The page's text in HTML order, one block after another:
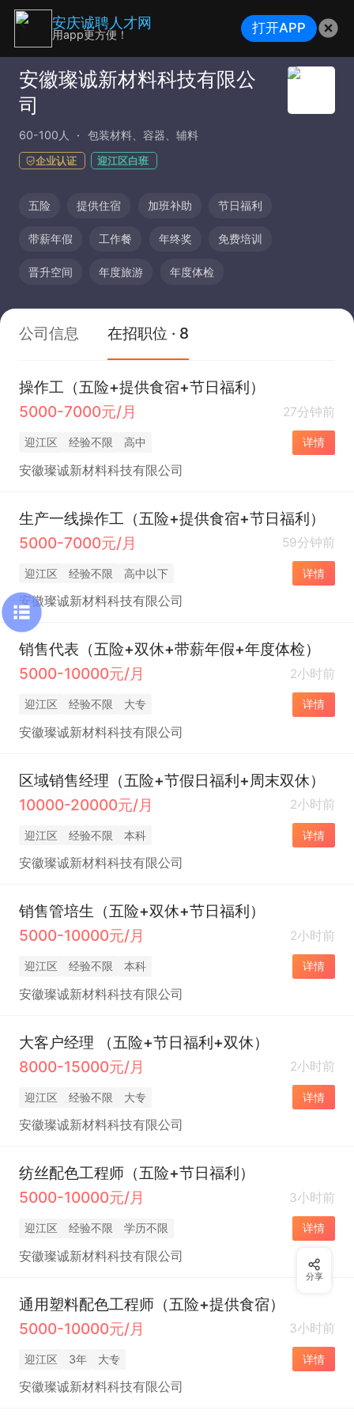
安徽璨诚新材料科技有限公
司
60-100人 包装材料、容器、辅料
企业认证 迎江区白班
五险 提供住宿 加班补助 节日福利
带薪年假 工作餐 年终奖 免费培训
晋升空间 年度旅游 年度体检
公司信息 在招职位 · 8
操作工（五险+提供食宿+节日福利）
5000-7000元/月
27分钟前
迎江区 经验不限 高中 详情
安徽璨诚新材料科技有限公司
生产一线操作工（五险+提供食宿+节日福利）
5000-7000元/月
59分钟前
迎江区 经验不限 高中以下 详情
安徽璨诚新材料科技有限公司
销售代表（五险+双休+带薪年假+年度体检）
5000-10000元/月
2小时前
迎江区 经验不限 大专 详情
安徽璨诚新材料科技有限公司
区域销售经理（五险+节假日福利+周末双休）
10000-20000元/月
2小时前
迎江区 经验不限 本科 详情
安徽璨诚新材料科技有限公司
销售管培生（五险+双休+节日福利）
5000-10000元/月
2小时前
迎江区 经验不限 本科 详情
安徽璨诚新材料科技有限公司
大客户经理 （五险+节日福利+双休）
8000-15000元/月
2小时前
迎江区 经验不限 大专 详情
安徽璨诚新材料科技有限公司
纺丝配色工程师（五险+节日福利）
5000-10000元/月
3小时前
迎江区 经验不限 学历不限 详情
安徽璨诚新材料科技有限公司
通用塑料配色工程师（五险+提供食宿）
5000-10000元/月
3小时前
迎江区 3年 大专 详情
安徽璨诚新材料科技有限公司
分享
安庆诚聘人才网
用app更方便！ 打开APP